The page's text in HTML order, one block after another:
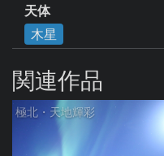
天体
木星
関連作品
極北・天地輝彩